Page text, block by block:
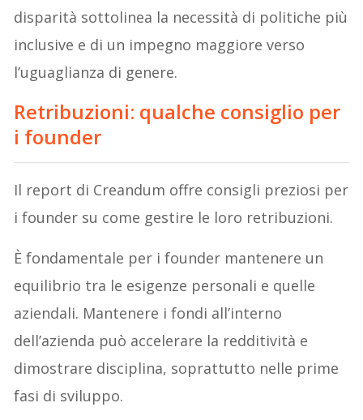
disparità sottolinea la necessità di politiche più
inclusive e di un impegno maggiore verso
l’uguaglianza di genere.
Retribuzioni: qualche consiglio per
i founder
Il report di Creandum offre consigli preziosi per
i founder su come gestire le loro retribuzioni.
È fondamentale per i founder mantenere un
equilibrio tra le esigenze personali e quelle
aziendali. Mantenere i fondi all’interno
dell’azienda può accelerare la redditività e
dimostrare disciplina, soprattutto nelle prime
fasi di sviluppo.